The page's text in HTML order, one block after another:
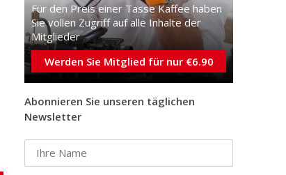
Für den Preis einer Tasse Kaffee haben
Sie vollen Zugriff auf alle Inhalte der
Mitglieder
Werden Sie Mitglied für nur €6.90
Abonnieren Sie unseren täglichen
Newsletter